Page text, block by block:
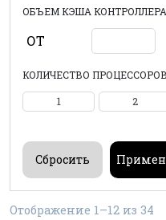
ОБЪЕМ КЭША
ОТ
КОЛИЧЕСТВО ПРОЦЕССОРОВ
1 2
Отображение 1–12 из 34